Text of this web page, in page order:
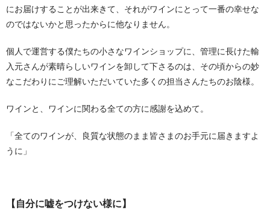
にお届けすることが出来きて、それがワインにとって一番の幸せな
のではないかと思ったからに他なりません。
個人で運営する僕たちの小さなワインショップに、管理に長けた輸
入元さんが素晴らしいワインを卸して下さるのは、その頃からの妙
なこだわりにご理解いただいていた多くの担当さんたちのお陰様。
ワインと、ワインに関わる全ての方に感謝を込めて。
「全てのワインが、良質な状態のまま皆さまのお手元に届きますよ
うに」
【自分に嘘をつけない様に】